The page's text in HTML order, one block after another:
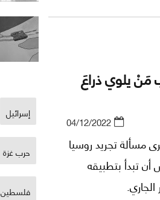
بل تدور أيضاً
الاصطناعي،
النظام العالمي
مَنْ يلوي ذراعَ
04/12/2022
مسألة تجريد روسيا
تبدأ بتطبيقه
إسرائيل
حرب غزة
فلسطين